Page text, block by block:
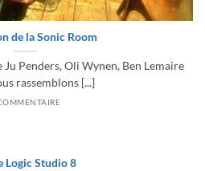
de la Sonic Room
Penders, Oli Wynen, Ben Lemaire
rassemblons [...]
Logic Studio 8